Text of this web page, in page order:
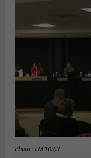
Photo : FM 103,3